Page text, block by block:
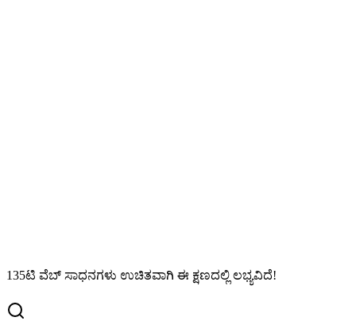
135ಟಿ ವೆಬ್ ಸಾಧನಗಳು ಉಚಿತವಾಗಿ ಈ ಕ್ಷಣದಲ್ಲಿ ಲಭ್ಯವಿದೆ!